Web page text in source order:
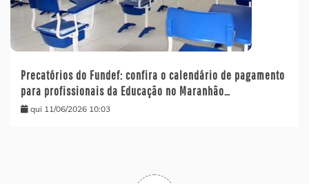
Precatórios do Fundef: confira o calendário de pagamento
para profissionais da Educação no Maranhão…
qui 11/06/2026 10:03